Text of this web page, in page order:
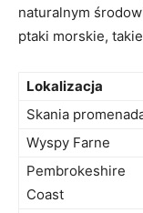
naturalnym
ptaki morskie,
Lokalizacja
Skania
Wyspy Farne
Pembrokeshire
⁢Coast